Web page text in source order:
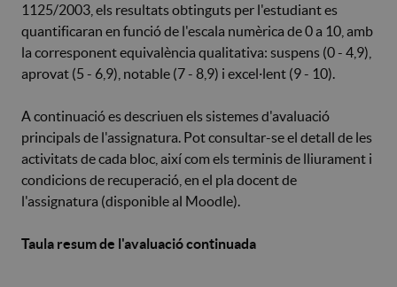
1125/2003, els resultats obtinguts per l'estudiant es
quantificaran en funció de l'escala numèrica de 0 a 10, amb
la corresponent equivalència qualitativa: suspens (0 - 4,9),
aprovat (5 - 6,9), notable (7 - 8,9) i excel·lent (9 - 10).
A continuació es descriuen els sistemes d'avaluació
principals de l'assignatura. Pot consultar-se el detall de les
activitats de cada bloc, així com els terminis de lliurament i
condicions de recuperació, en el pla docent de
l'assignatura (disponible al Moodle).
Taula resum de l'avaluació continuada